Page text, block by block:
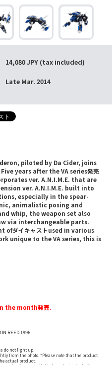
14,080 JPY (tax included)
Late Mar. 2014
piloted by Da Cider, joins
years after the VA series発売
ver. A.N.I.M.E. that are
ver. A.N.I.M.E. built into
especially in the spear-
animalistic posing and
whip, the weapon set also
via interchangeable parts.
ダイキャストused in various
unique to the VA series, this is
the month発売.
REED 1996
do not light up.
from the photo. *Please note that the product
actual product.